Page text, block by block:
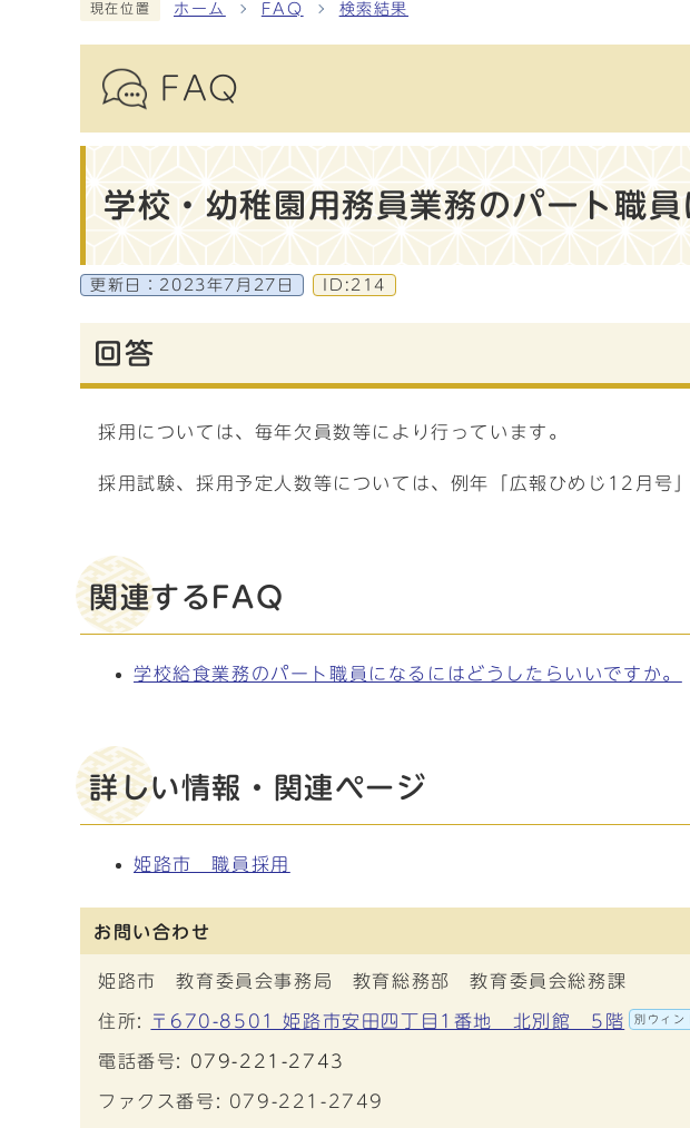
現在位置 ホーム FAQ 検索結果
FAQ
学校・幼稚園用務員業務のパート職
更新日： 2023年7月27日 ID:214
回答
採用については、毎年欠員数等により行っています。
採用試験、採用予定人数等については、例年「広報ひめじ12月号
関連するFAQ
学校給食業務のパート職員になるにはどうしたらいいですか。
詳しい情報・関連ページ
姫路市 職員採用
お問い合わせ
姫路市 教育委員会事務局 教育総務部 教育委員会総務課
住所: 〒670-8501 姫路市安田四丁目1番地 北別館 5階 別ウィン
電話番号: 079-221-2743
ファクス番号: 079-221-2749